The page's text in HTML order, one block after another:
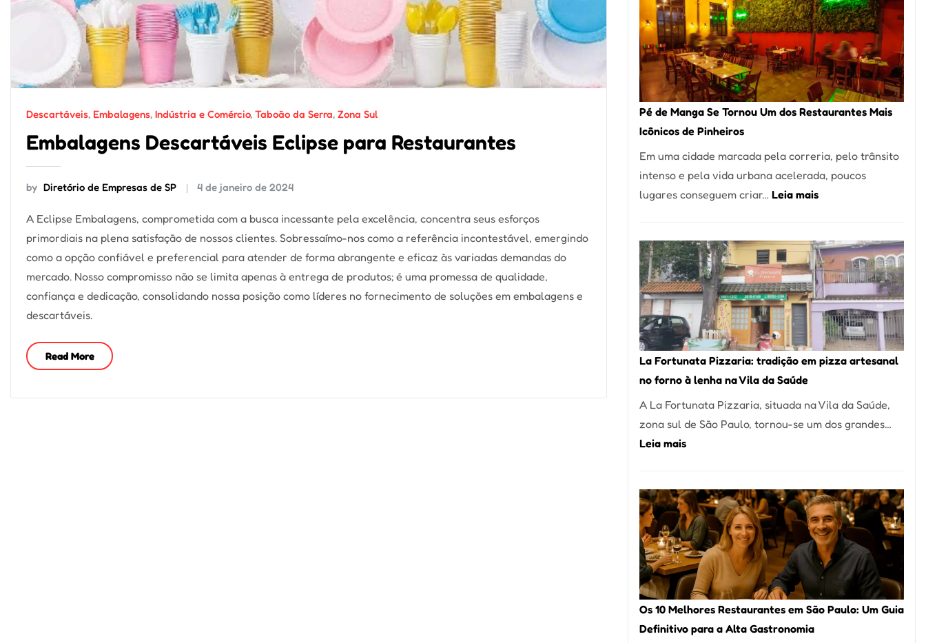
Descartáveis, Embalagens, Indústria e Comércio, Taboão da Serra, Zona Sul
Embalagens Descartáveis Eclipse para Restaurantes
by Diretório de Empresas de SP 4 de janeiro de 2024
A Eclipse Embalagens, comprometida com a busca incessante pela excelência, concentra seus esforços
primordiais na plena satisfação de nossos clientes. Sobressaímo-nos como a referência incontestável, emergindo
como a opção confiável e preferencial para atender de forma abrangente e eficaz às variadas demandas do
mercado. Nosso compromisso não se limita apenas à entrega de produtos; é uma promessa de qualidade,
confiança e dedicação, consolidando nossa posição como líderes no fornecimento de soluções em embalagens e
descartáveis.
Read More
Pé de Manga Se Tornou Um dos Restaurantes Mais
Icônicos de Pinheiros
Em uma cidade marcada pela correria, pelo trânsito
intenso e pela vida urbana acelerada, poucos
lugares conseguem criar… Leia mais:
Manga
Se
Tornou
Um
dos
Restaurantes
Mais
de
Pinheiros
La Fortunata Pizzaria: tradição em pizza artesanal
no forno à lenha na Vila da Saúde
A La Fortunata Pizzaria, situada na Vila da Saúde,
zona sul de São Paulo, tornou-se um dos grandes…
Leia mais:
Pizzaria:
tradição
em
pizza
artesanal
no
forno
à
Os 10 Melhores Restaurantes em São Paulo: Um Guia
Definitivo para a Alta Gastronomia